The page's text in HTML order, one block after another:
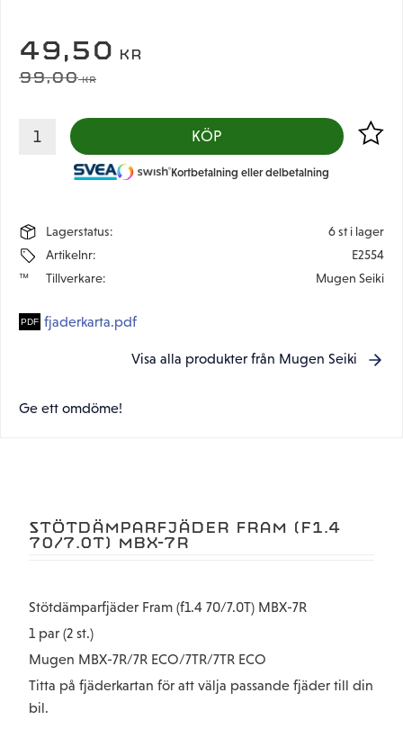
NEDSATT PRIS:
49,50 KR
ORDINARIE PRIS:
99,00KR
KÖP Lägg
Kortbetalning eller delbetalning
Lagerstatus
6 st i lager
Artikelnr
E2554
Tillverkare
Mugen Seiki
fjaderkarta.pdf
Visa alla produkter från Mugen Seiki
Ge ett omdöme!
STÖTDÄMPARFJÄDER FRAM (F1.4
70/7.0T) MBX-7R
Stötdämparfjäder Fram (f1.4 70/7.0T) MBX-7R
1 par (2 st.)
Mugen MBX-7R/7R ECO/7TR/7TR ECO
Titta på fjäderkartan för att välja passande fjäder till din
bil.